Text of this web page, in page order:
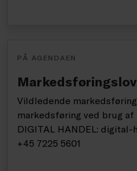
PÅ AGENDAEN
Vildledende
markedsføring ved brug
DIGITAL HANDEL: digital-
+45 7225 5601